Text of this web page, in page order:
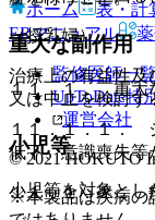
（授乳婦）
治療上の有益性及
又は中止を検討す
小児等
小児等を対象とし
重大な副作用
１１．１． 重大
１１．１．１．
低下、意識喪失等
１１．１．２．
ホーム
表・計
ERマニュアル
監修医師一覧
UpToDate特
運営会社
© 2021 HOKUTO
※本製品は疾病の